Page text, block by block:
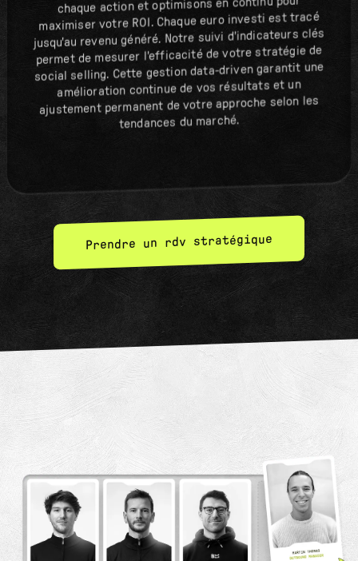
chaque action et optimisons en continu pour
maximiser votre ROI. Chaque euro investi est tracé
jusqu'au revenu généré. Notre suivi d'indicateurs clés
permet de mesurer l'efficacité de votre stratégie de
social selling. Cette gestion data-driven garantit une
amélioration continue de vos résultats et un
ajustement permanent de votre approche selon les
tendances du marché.
Prendre un rdv stratégique